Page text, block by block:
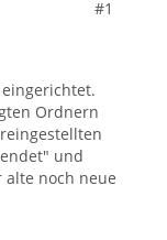
#1
Ordnern
und
alte noch neue